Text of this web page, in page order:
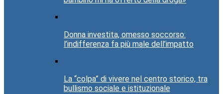
Donna investita, omesso soccorso:
l’indifferenza fa più male dell’impatto
La “colpa” di vivere nel centro storico, tra
bullismo sociale e istituzionale